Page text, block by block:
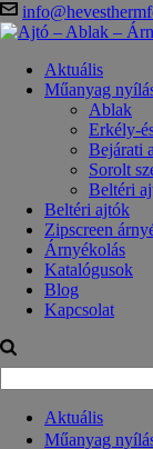
Aktuális
Műanyag
Ablak
Erkély-
Bejárati
Sorolt
Beltéri
Beltéri ajtók
Zipscreen
Árnyékolás
Katalógusok
Blog
Kapcsolat
Aktuális
Műanyag